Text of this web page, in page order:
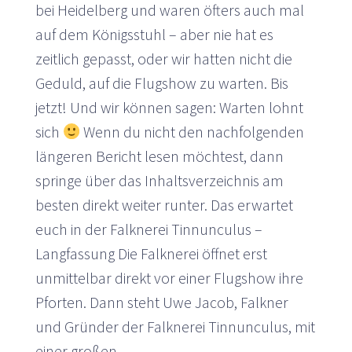
bei Heidelberg und waren öfters auch mal
auf dem Königsstuhl – aber nie hat es
zeitlich gepasst, oder wir hatten nicht die
Geduld, auf die Flugshow zu warten. Bis
jetzt! Und wir können sagen: Warten lohnt
sich
Wenn du nicht den nachfolgenden
längeren Bericht lesen möchtest, dann
springe über das Inhaltsverzeichnis am
besten direkt weiter runter. Das erwartet
euch in der Falknerei Tinnunculus –
Langfassung Die Falknerei öffnet erst
unmittelbar direkt vor einer Flugshow ihre
Pforten. Dann steht Uwe Jacob, Falkner
und Gründer der Falknerei Tinnunculus, mit